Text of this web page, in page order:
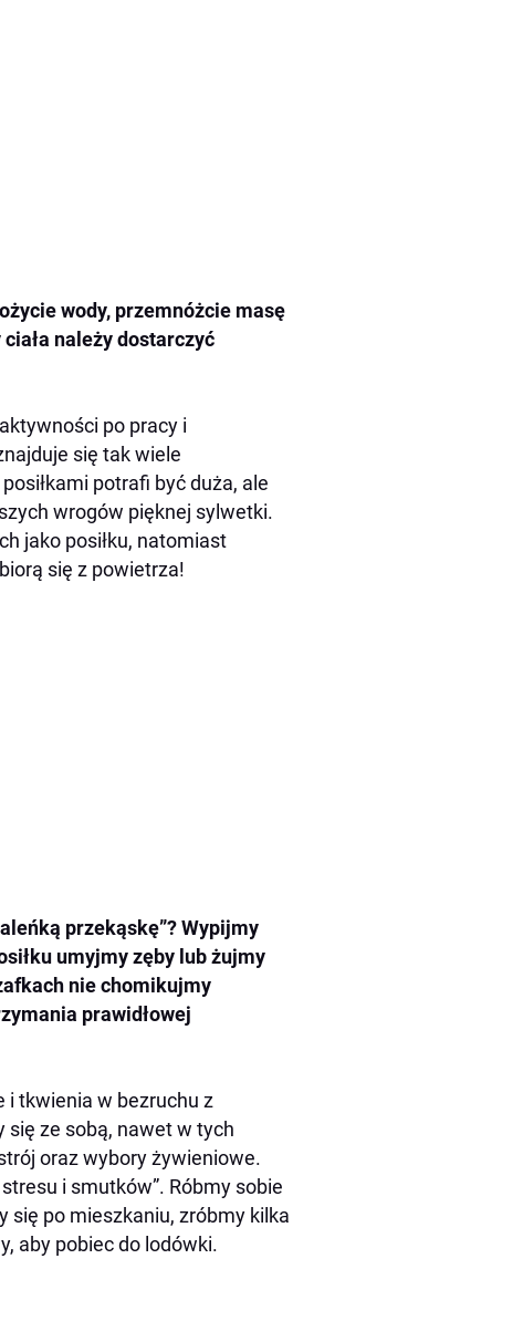
wody, przemnóżcie masę
należy dostarczyć
po pracy i
się tak wiele
potrafi być duża, ale
wrogów pięknej sylwetki.
jako posiłku, natomiast
się z powietrza!
przekąskę”? Wypijmy
umyjmy zęby lub żujmy
nie chomikujmy
prawidłowej
i tkwienia w bezruchu z
się ze sobą, nawet w tych
oraz wybory żywieniowe.
i smutków”. Róbmy sobie
po mieszkaniu, zróbmy kilka
aby pobiec do lodówki.